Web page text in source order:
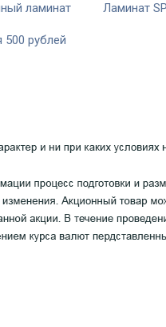
ламинат Ламинат
рублей